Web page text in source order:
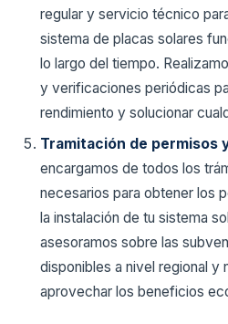
regular y servicio técnico
sistema de placas solares
lo largo del tiempo.
y verificaciones periódicas
rendimiento y solucionar
Tramitación de permisos
encargamos de todos los
necesarios para obtener los
la instalación de tu sistema
asesoramos sobre las
disponibles a nivel regional y
aprovechar los beneficios